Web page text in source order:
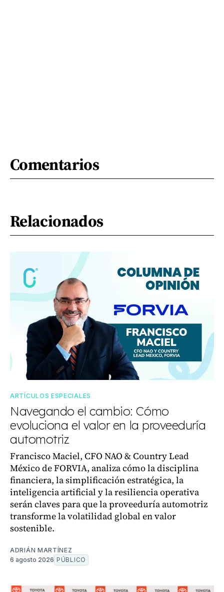
Comentarios
Relacionados
ARTÍCULOS ESPECIALES
Navegando el cambio: Cómo
evoluciona el valor en la proveeduría
automotriz
Francisco Maciel, CFO NAO & Country Lead
México de FORVIA, analiza cómo la disciplina
financiera, la simplificación estratégica, la
inteligencia artificial y la resiliencia operativa
serán claves para que la proveeduría automotriz
transforme la volatilidad global en valor
sostenible.
ADRIÁN MARTÍNEZ
6 agosto 2026 PÚBLICO